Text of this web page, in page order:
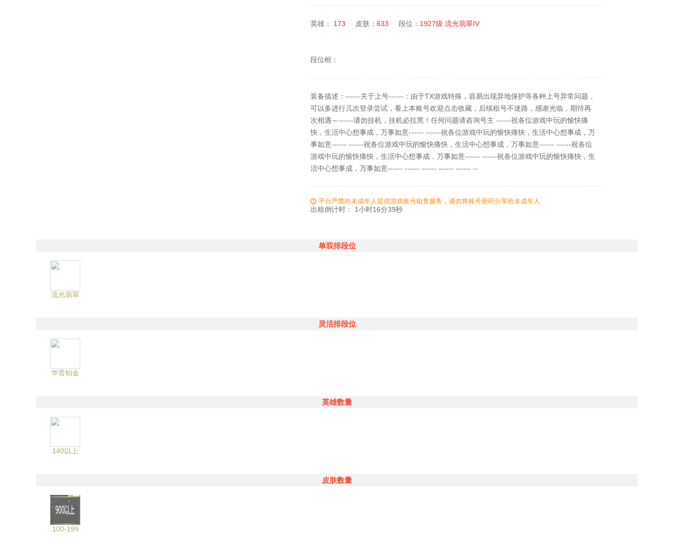
英雄： 173 皮肤： 633 段位： 1927级 流光翡翠IV
段位框：
装备描述：------关于上号------：由于TX游戏特殊，容易出现异地保护等各种上号异常问题，
可以多进行几次登录尝试，看上本账号欢迎点击收藏，后续租号不迷路，感谢光临，期待再
次相遇～------请勿挂机，挂机必拉黑！任何问题请咨询号主 ------祝各位游戏中玩的愉快痛
快，生活中心想事成，万事如意------ ------祝各位游戏中玩的愉快痛快，生活中心想事成，万
事如意------ ------祝各位游戏中玩的愉快痛快，生活中心想事成，万事如意------ ------祝各位
游戏中玩的愉快痛快，生活中心想事成，万事如意------ ------祝各位游戏中玩的愉快痛快，生
活中心想事成，万事如意------ ------ ------ ------ ------ --
平台严禁向未成年人提供游戏账号租售服务，请勿将账号密码分享给未成年人
出租倒计时： 1小时16分38秒
单双排段位
流光翡翠
灵活排段位
华贵铂金
英雄数量
140以上
皮肤数量
100-199